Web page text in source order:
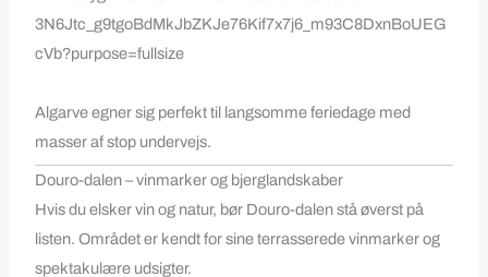
Algarve egner sig perfekt til langsomme feriedage med
masser af stop undervejs.
Douro-dalen – vinmarker og bjerglandskaber
Hvis du elsker vin og natur, bør Douro-dalen stå øverst på
listen. Området er kendt for sine terrasserede vinmarker og
spektakulære udsigter.